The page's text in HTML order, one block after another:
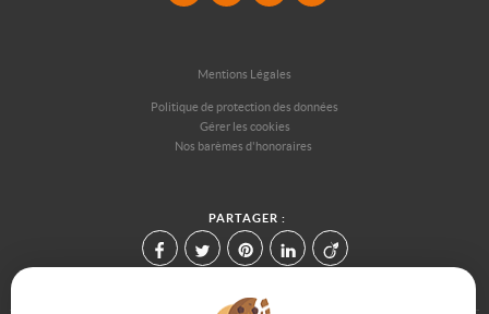
Mentions Légales
Politique de protection des données
Gérer les cookies
Nos barèmes d'honoraires
PARTAGER :